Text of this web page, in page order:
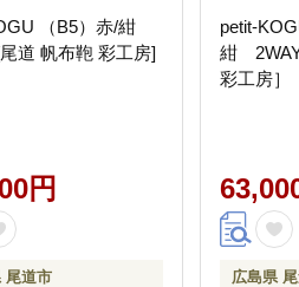
（B5）赤/紺
道 帆布鞄 彩工房]
円
尾道市
petit-
紺
彩工房］
広島県